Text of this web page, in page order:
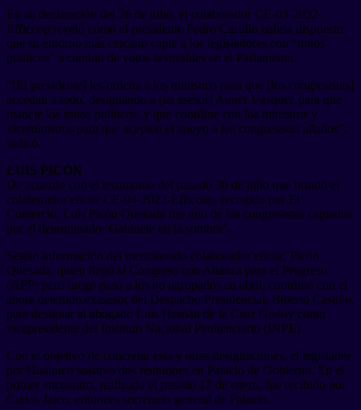
En su declaración del 26 de julio, el colaborador CE-03-2022-
Efficcop reveló cómo el presidente Pedro Castillo habría dispuesto
que su entorno más cercano capte a los legisladores con “tratos
políticos” a cambio de votos favorables en el Parlamento.
“[El presidente] les ordena a los ministros para que [los congresistas]
accedan a todo, designando a [su asesor] Auner Vásquez para que
maneje los tratos políticos, y que coordine con los ministros y
viceministros para que acepten el apoyo a los congresistas aliados”,
indicó.
LUIS PICÓN
De acuerdo con el testimonio del pasado 30 de julio que brindó el
colaborador eficaz CE-04-2022-Efficcop, recogido por El
Comercio, Luis Picón Quesada fue uno de los congresistas captados
por el denominado ‘Gabinete en la sombra’.
Según información del mencionado colaborador eficaz, Picón
Quesada, quien llegó al Congreso con Alianza para el Progreso
(APP) pero luego pasó a los no agrupados en abril, coordinó con el
ahora detenido exasesor del Despacho Presidencial, Biberto Castillo,
para designar al abogado Luis Hernán de la Cruz Godoy como
vicepresidente del Instituto Nacional Penitenciario (INPE).
Con el objetivo de concretar esta y otras designaciones, el legislador
por Huánuco sostuvo dos reuniones en Palacio de Gobierno. En el
primer encuentro, realizado el pasado 17 de enero, fue recibido por
Carlos Jaico, entonces secretario general de Palacio.